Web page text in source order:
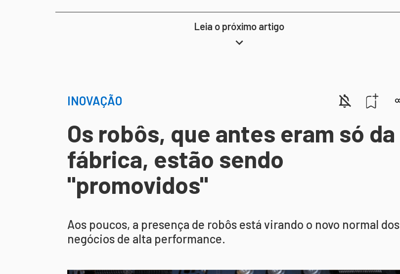
Leia o próximo artigo
INOVAÇÃO
Os robôs, que antes eram só da
fábrica, estão sendo
"promovidos"
Aos poucos, a presença de robôs está virando o novo normal dos
negócios de alta performance.